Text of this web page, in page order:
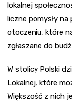
lokalnej
liczne pomysły
otoczeniu, które
zgłaszane do
W stolicy Polski
Lokalnej, które
Większość z nich